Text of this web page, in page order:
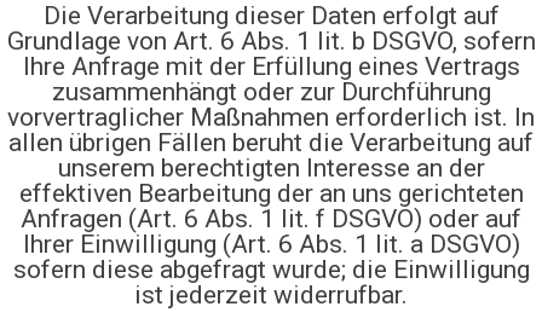
Die Verarbeitung dieser Daten erfolgt auf
Grundlage von Art. 6 Abs. 1 lit. b DSGVO, sofern
Ihre Anfrage mit der Erfüllung eines Vertrags
zusammenhängt oder zur Durchführung
vorvertraglicher Maßnahmen erforderlich ist. In
allen übrigen Fällen beruht die Verarbeitung auf
unserem berechtigten Interesse an der
effektiven Bearbeitung der an uns gerichteten
Anfragen (Art. 6 Abs. 1 lit. f DSGVO) oder auf
Ihrer Einwilligung (Art. 6 Abs. 1 lit. a DSGVO)
sofern diese abgefragt wurde; die Einwilligung
ist jederzeit widerrufbar.